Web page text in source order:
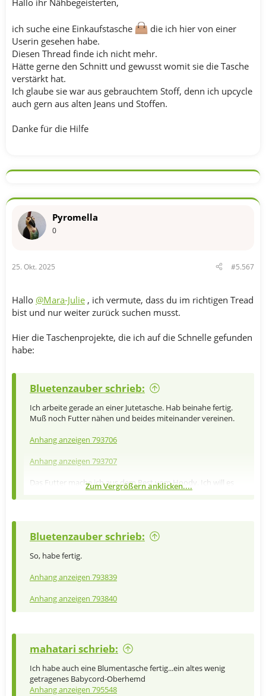
Hallo ihr Nähbegeisterten,
ich suche eine Einkaufstasche
die ich hier von einer
Userin gesehen habe.
Diesen Thread finde ich nicht mehr.
Hätte gerne den Schnitt und gewusst womit sie die Tasche
verstärkt hat.
Ich glaube sie war aus gebrauchtem Stoff, denn ich upcycle
auch gern aus alten Jeans und Stoffen.
Danke für die Hilfe
Pyromella
0
25. Okt. 2025 #5.567
Hallo @Mara-Julie , ich vermute, dass du im richtigen Tread
bist und nur weiter zurück suchen musst.
Hier die Taschenprojekte, die ich auf die Schnelle gefunden
habe:
Bluetenzauber schrieb:
Ich arbeite gerade an einer Jutetasche. Hab beinahe fertig.
Muß noch Futter nähen und beides miteinander vereinen.
Anhang anzeigen 793706
Anhang anzeigen 793707
Das Futter mache ich aus dem Rest vom Hoody. Ich will es
oben nach außen als Borte umschlagen. Hab auch die
in Kevelaer.
Zum Vergrößern anklicken....
Bluetenzauber schrieb:
So, habe fertig.
Anhang anzeigen 793839
Anhang anzeigen 793840
mahatari schrieb:
Ich habe auch eine Blumentasche fertig...ein altes wenig
getragenes Babycord-Oberhemd
Anhang anzeigen 795548